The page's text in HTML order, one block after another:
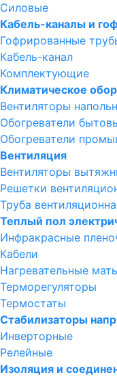
Силовые
Кабель-каналы и
Гофрированные
Кабель-канал
Комплектующие
Климатическое
Вентиляторы
Обогреватели
Обогреватели
Вентиляция
Вентиляторы
Решетки
Труба
Теплый пол
Инфракрасные
Кабели
Нагревательные
Терморегуляторы
Термостаты
Стабилизаторы
Инверторные
Релейные
Изоляция и